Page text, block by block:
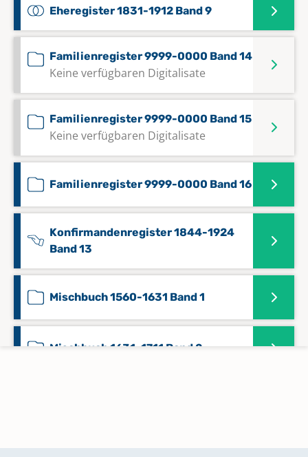
Eheregister 1831-1912 Band 9
Familienregister 9999-0000 Band 14
Keine verfügbaren Digitalisate
Familienregister 9999-0000 Band 15
Keine verfügbaren Digitalisate
Familienregister 9999-0000 Band 16
Konfirmandenregister 1844-1924
Band 13
Mischbuch 1560-1631 Band 1
Mischbuch 1631-1711 Band 2
Taufregister 1802-1843 Band 4